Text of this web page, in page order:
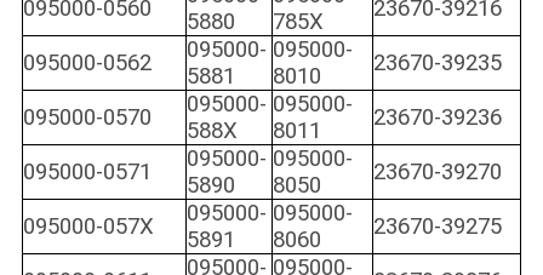
095000-0560
5880
785X
23670-39216
095000-0562
095000-
5881
095000-
8010
23670-39235
095000-0570
095000-
588X
095000-
8011
23670-39236
095000-0571
095000-
5890
095000-
8050
23670-39270
095000-057X
095000-
5891
095000-
8060
23670-39275
095000- 095000-